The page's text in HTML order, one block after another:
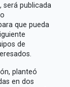
será publicada
que pueda
de
planteó
en dos